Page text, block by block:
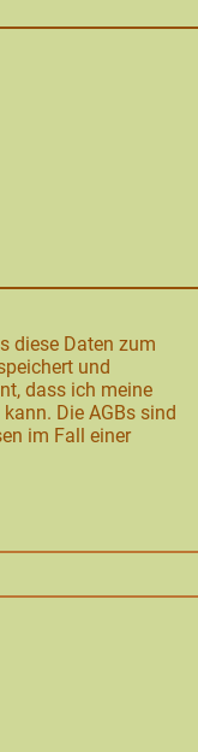
diese Daten zum
und
dass ich meine
Die AGBs sind
im Fall einer